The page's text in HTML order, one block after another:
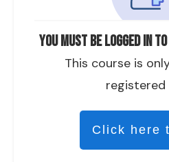
You must be logged in
This course is
registered
Click here